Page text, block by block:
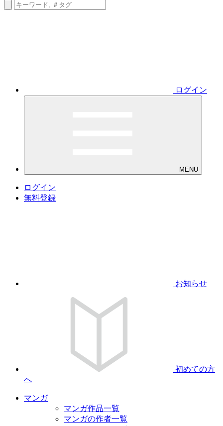
ログイン
MENU
ログイン
無料登録
お知らせ
初めての方
へ
マンガ
マンガ作品一覧
マンガの作者一覧